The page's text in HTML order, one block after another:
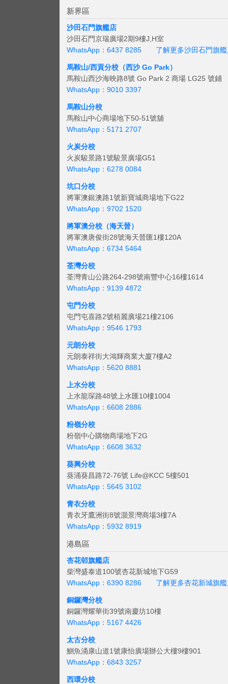
新界區
沙田石門旗艦店
沙田石門京瑞廣場2期9樓J,H室
WhatsApp：6437 8285
了解更多沙田石門旗
馬鞍山/西貢分校（西沙 Go Park）
馬鞍山西沙海映路8號 Go Park 2 商場 LG25 號鋪
WhatsApp：9010 3397
馬鞍山分校
馬鞍山中心商場地下50-51號舖
WhatsApp：5171 2707
火炭分校
火炭駿景路1號駿景廣場G51
WhatsApp：6278 0084
坑口分校
將軍澳銀澳路1號新寶城商場地下G22
WhatsApp：9702 1520
將軍澳分校（海天晉）
將軍澳唐俊街28號海天晉匯1樓120A
WhatsApp：6734 5464
荃灣分校
荃灣青山公路264-298號南豐中心16樓1614
WhatsApp：9139 4872
屯門分校
屯門屯喜路2號栢麗廣場21樓2106
WhatsApp：9546 1793
元朗分校
元朗泰祥街大鴻輝商業大廈7樓A2
WhatsApp：5620 8881
上水分校
上水龍琛路48號上水匯10樓1004
WhatsApp：6608 2886
粉嶺分校
粉嶺中心購物商場地下2G
WhatsApp：6608 3632
葵興分校
葵涌葵昌路72-76號 Life@KCC 5樓501
WhatsApp：5645 3102
青衣分校
青衣牙鷹洲街8號灝景灣商場3樓7A
WhatsApp：5932 8919
港島區
杏花邨旗艦店
柴灣盛泰道100號杏花新城地下G59
WhatsApp：6390 8286
了解更多杏花新城旗
銅鑼灣分校
銅鑼灣耀華街39號南慶坊10樓
WhatsApp：5167 4426
太古分校
鰂魚涌康山道1號康怡廣場辦公大樓9樓901
WhatsApp：6843 3257
西環分校